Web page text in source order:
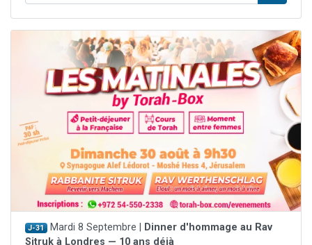
J-31 Mardi 8 Septembre |
Dinner d'hommage au Rav
Sitruk à Londres — 10 ans déjà